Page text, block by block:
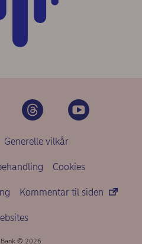
Generelle vilkår
Cookies
Kommentar til siden
Bank © 2026